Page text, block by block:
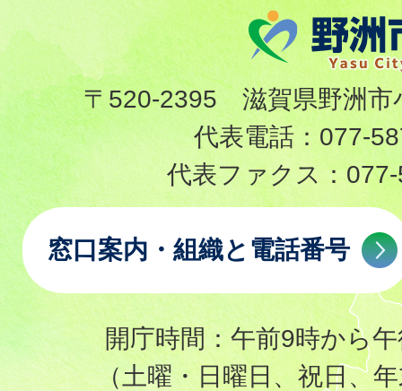
〒520-2395 滋賀県野洲市
代表電話： 077-
代表ファクス：
窓口案内・組織と電話番号
開庁時間：午前9時から
（土曜・日曜日、祝日、